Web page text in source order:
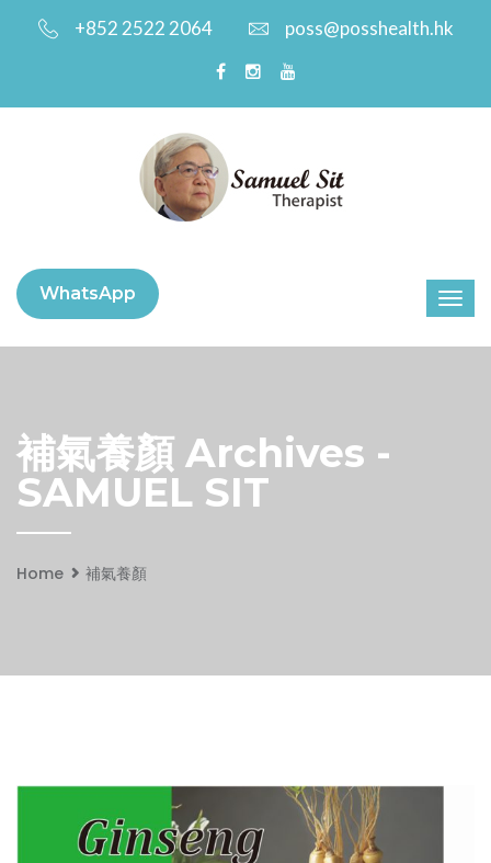
+852 2522 2064 poss@posshealth.hk
WhatsApp
補氣養顏 Archives -
SAMUEL SIT
Home 補氣養顏